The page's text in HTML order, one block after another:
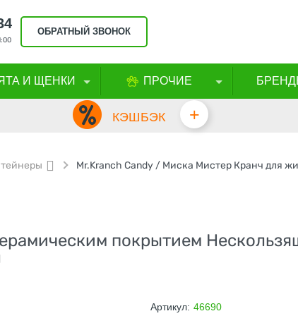
ОБРАТНЫЙ ЗВОНОК
И ЩЕНКИ ПРОЧИЕ
КЭШБЭК +
покрытием
Артикул: 46690